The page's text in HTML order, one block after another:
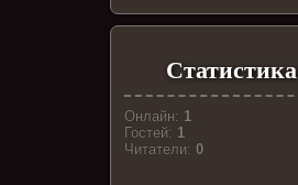
Статистика
Онлайн: 1
Гостей: 1
Читатели:0